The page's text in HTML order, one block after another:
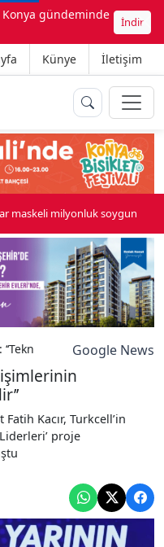
Konya gündeminde
İndir
Künye İletişim
maskeli milyonluk soygun
‘‘Teknoloji girişimlerinin
Google News
Kacır, Turkcell’in
proje